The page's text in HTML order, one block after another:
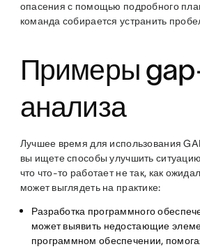
опасения с помощью подробного
команда собирается устранить
Примеры
анализа
Лучшее время для использования
вы ищете способы улучшить
что что-то работает не так, как
может выглядеть на практике:
Разработка программного
может выявить недостающие
программном обеспечении,